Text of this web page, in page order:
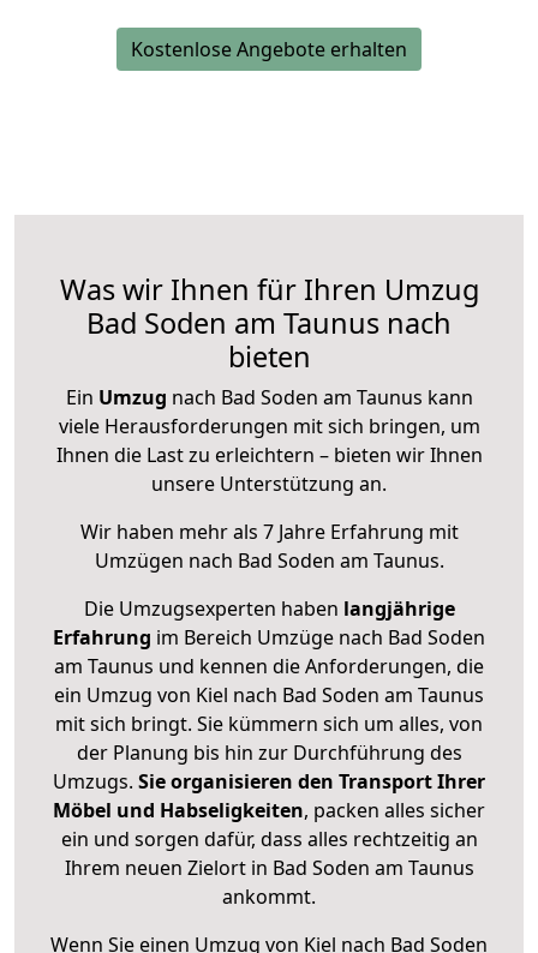
Kostenlose Angebote erhalten
Was wir Ihnen für Ihren Umzug
Bad Soden am Taunus nach
bieten
Ein Umzug nach Bad Soden am Taunus kann
viele Herausforderungen mit sich bringen, um
Ihnen die Last zu erleichtern – bieten wir Ihnen
unsere Unterstützung an.
Wir haben mehr als 7 Jahre Erfahrung mit
Umzügen nach Bad Soden am Taunus.
Die Umzugsexperten haben langjährige
Erfahrung im Bereich Umzüge nach Bad Soden
am Taunus und kennen die Anforderungen, die
ein Umzug von Kiel nach Bad Soden am Taunus
mit sich bringt. Sie kümmern sich um alles, von
der Planung bis hin zur Durchführung des
Umzugs. Sie organisieren den Transport Ihrer
Möbel und Habseligkeiten, packen alles sicher
ein und sorgen dafür, dass alles rechtzeitig an
Ihrem neuen Zielort in Bad Soden am Taunus
ankommt.
Wenn Sie einen Umzug von Kiel nach Bad Soden